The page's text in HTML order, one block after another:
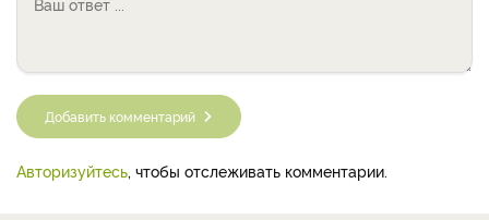
Добавить комментарий
Авторизуйтесь, чтобы отслеживать комментарии.